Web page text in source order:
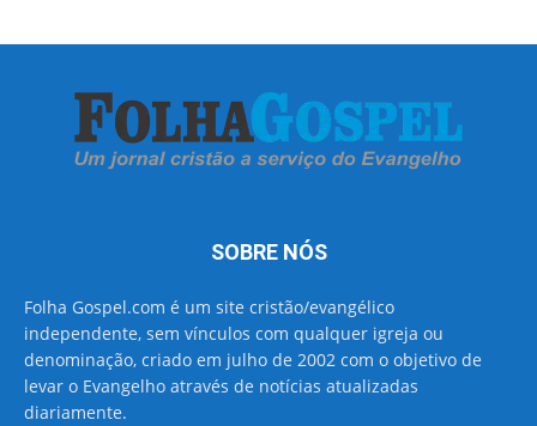
SOBRE NÓS
Folha Gospel.com é um site cristão/evangélico
independente, sem vínculos com qualquer igreja ou
denominação, criado em julho de 2002 com o objetivo de
levar o Evangelho através de notícias atualizadas
diariamente.